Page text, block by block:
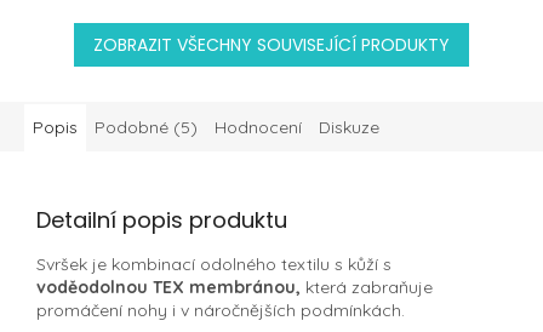
ZOBRAZIT VŠECHNY SOUVISEJÍCÍ PRODUKTY
Popis Podobné (5) Hodnocení Diskuze
Detailní popis produktu
Svršek je kombinací odolného textilu s kůží s
voděodolnou TEX membránou, která zabraňuje
promáčení nohy i v náročnějších podmínkách.